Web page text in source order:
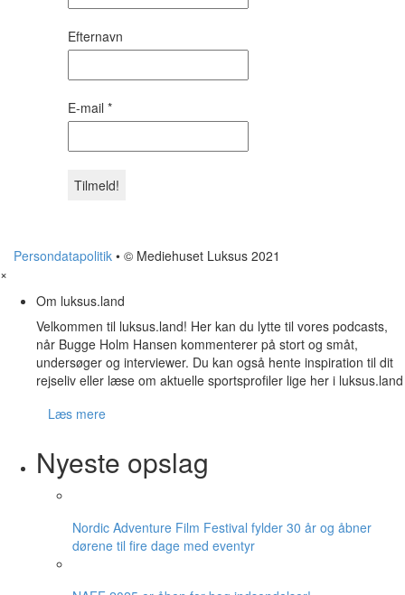
Efternavn
E-mail *
Persondatapolitik • © Mediehuset Luksus 2021
×
Om luksus.land
Velkommen til luksus.land! Her kan du lytte til vores podcasts,
når Bugge Holm Hansen kommenterer på stort og småt,
undersøger og interviewer. Du kan også hente inspiration til dit
rejseliv eller læse om aktuelle sportsprofiler lige her i luksus.land
Læs mere
Nyeste opslag
Nordic Adventure Film Festival fylder 30 år og åbner
dørene til fire dage med eventyr